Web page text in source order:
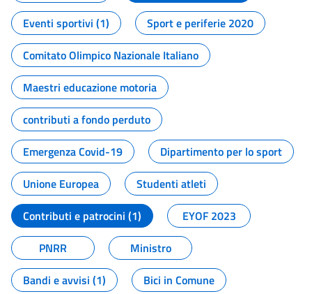
Eventi sportivi (1)
Sport e periferie 2020
Comitato Olimpico Nazionale Italiano
Maestri educazione motoria
contributi a fondo perduto
Emergenza Covid-19
Dipartimento per lo sport
Unione Europea
Studenti atleti
Contributi e patrocini (1)
EYOF 2023
PNRR
Ministro
Bandi e avvisi (1)
Bici in Comune